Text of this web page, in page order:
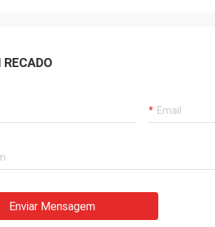
RECADO
Enviar Mensagem